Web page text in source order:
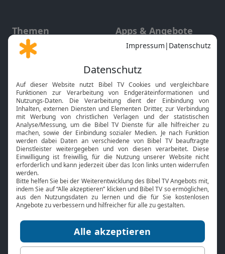
Themen
Gott und Bibel erklärt
Neuigkeiten
Apps & Angebote
Mobile App
Smart TV
HbbTV
Bibelthek Online-Bibel
Nächster Gottesdienst
Bibel TV
Über uns
Jobs
Mediadaten
Service
Kontakt
TV-Empfang